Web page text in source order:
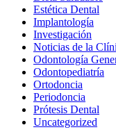
Estética Dental
Implantología
Investigación
Noticias de la
Odontología
Odontopediatría
Ortodoncia
Periodoncia
Prótesis Dental
Uncategorized